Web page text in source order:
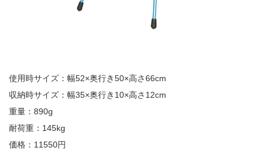
使用時サイズ：幅52×奥行き50×高さ66cm
収納時サイズ：幅35×奥行き10×高さ12cm
重量：890g
耐荷重：145kg
価格：11550円